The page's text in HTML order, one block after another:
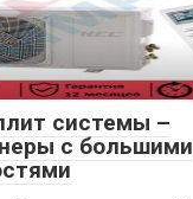
системы –
с большими